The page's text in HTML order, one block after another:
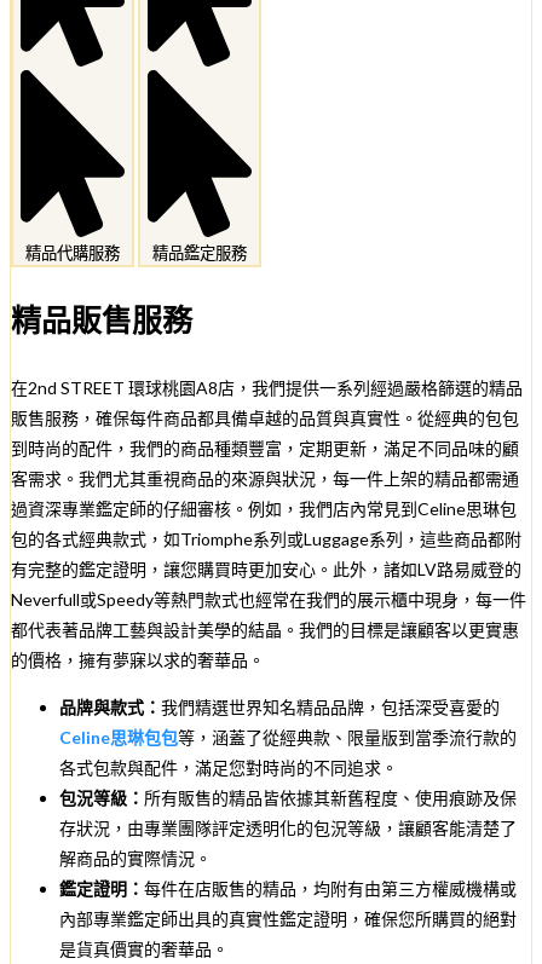
精品代購服務 精品鑑定服務
精品販售服務
在2nd STREET 環球桃園A8店，我們提供一系列經過嚴格篩選的精品
販售服務，確保每件商品都具備卓越的品質與真實性。從經典的包包
到時尚的配件，我們的商品種類豐富，定期更新，滿足不同品味的顧
客需求。我們尤其重視商品的來源與狀況，每一件上架的精品都需通
過資深專業鑑定師的仔細審核。例如，我們店內常見到Celine思琳包
包的各式經典款式，如Triomphe系列或Luggage系列，這些商品都附
有完整的鑑定證明，讓您購買時更加安心。此外，諸如LV路易威登的
Neverfull或Speedy等熱門款式也經常在我們的展示櫃中現身，每一件
都代表著品牌工藝與設計美學的結晶。我們的目標是讓顧客以更實惠
的價格，擁有夢寐以求的奢華品。
品牌與款式： 我們精選世界知名精品品牌，包括深受喜愛的
Celine思琳包包等，涵蓋了從經典款、限量版到當季流行款的
各式包款與配件，滿足您對時尚的不同追求。
包況等級： 所有販售的精品皆依據其新舊程度、使用痕跡及保
存狀況，由專業團隊評定透明化的包況等級，讓顧客能清楚了
解商品的實際情況。
鑑定證明： 每件在店販售的精品，均附有由第三方權威機構或
內部專業鑑定師出具的真實性鑑定證明，確保您所購買的絕對
是貨真價實的奢華品。